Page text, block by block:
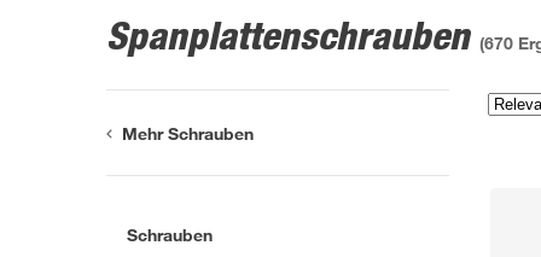
Spanplattenschrauben (670
Mehr Schrauben
Schrauben